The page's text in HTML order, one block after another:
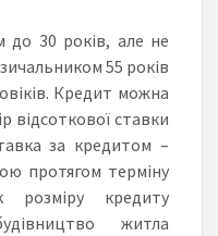
до 30 років, але не
55 років
Кредит можна
відсоткової ставки
за кредитом –
протягом терміну
розміру кредиту
житла